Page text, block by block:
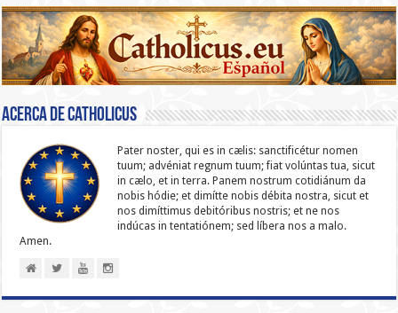
Acerca de catholicus
Pater noster, qui es in cælis: sanc­ti­ficétur nomen
tuum; advéniat regnum tuum; fiat volúntas tua, sicut
in cælo, et in terra. Panem nostrum cotidiánum da
nobis hódie; et dimítte nobis débita nostra, sicut et
nos dimíttimus debitóribus nostris; et ne nos
indúcas in ten­ta­tiónem; sed líbera nos a malo.
Amen.